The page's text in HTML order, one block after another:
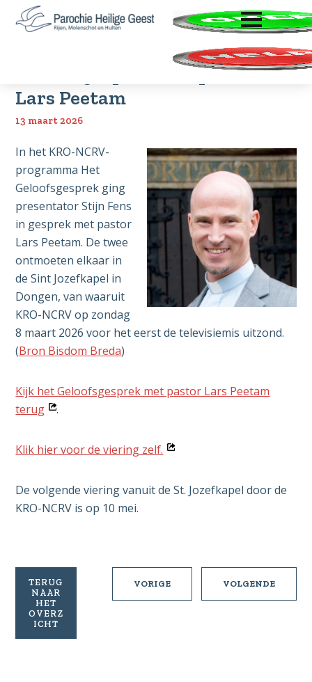
Door
naar
Spring
naar
Hulten
Zoeken
ENTER OM TE OPENEN
Geloofsgesprek met pastor
Lars Peetam
13 maart 2026
In het KRO-NCRV-
programma Het
Geloofsgesprek ging
presentator Stijn Fens
in gesprek met pastor
Lars Peetam. De twee
ontmoeten elkaar in
de Sint Jozefkapel in
Dongen, van waaruit
KRO-NCRV op zondag
8 maart 2026 voor het eerst de televisiemis uitzond.
(Bron Bisdom Breda)
Kijk het Geloofsgesprek met pastor Lars Peetam
terug
Opent
nieuw
.
Klik hier voor de viering zelf.
Opent
nieuw
De volgende viering vanuit de St. Jozefkapel door de
KRO-NCRV is op 10 mei.
TERUG
NAAR
HET
OVERZ
ICHT
VORIGEBEDEVAARTVOLGENDEDE